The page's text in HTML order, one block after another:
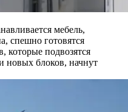
мебель,
спешно готовятся
которые подвозятся
новых блоков, начнут